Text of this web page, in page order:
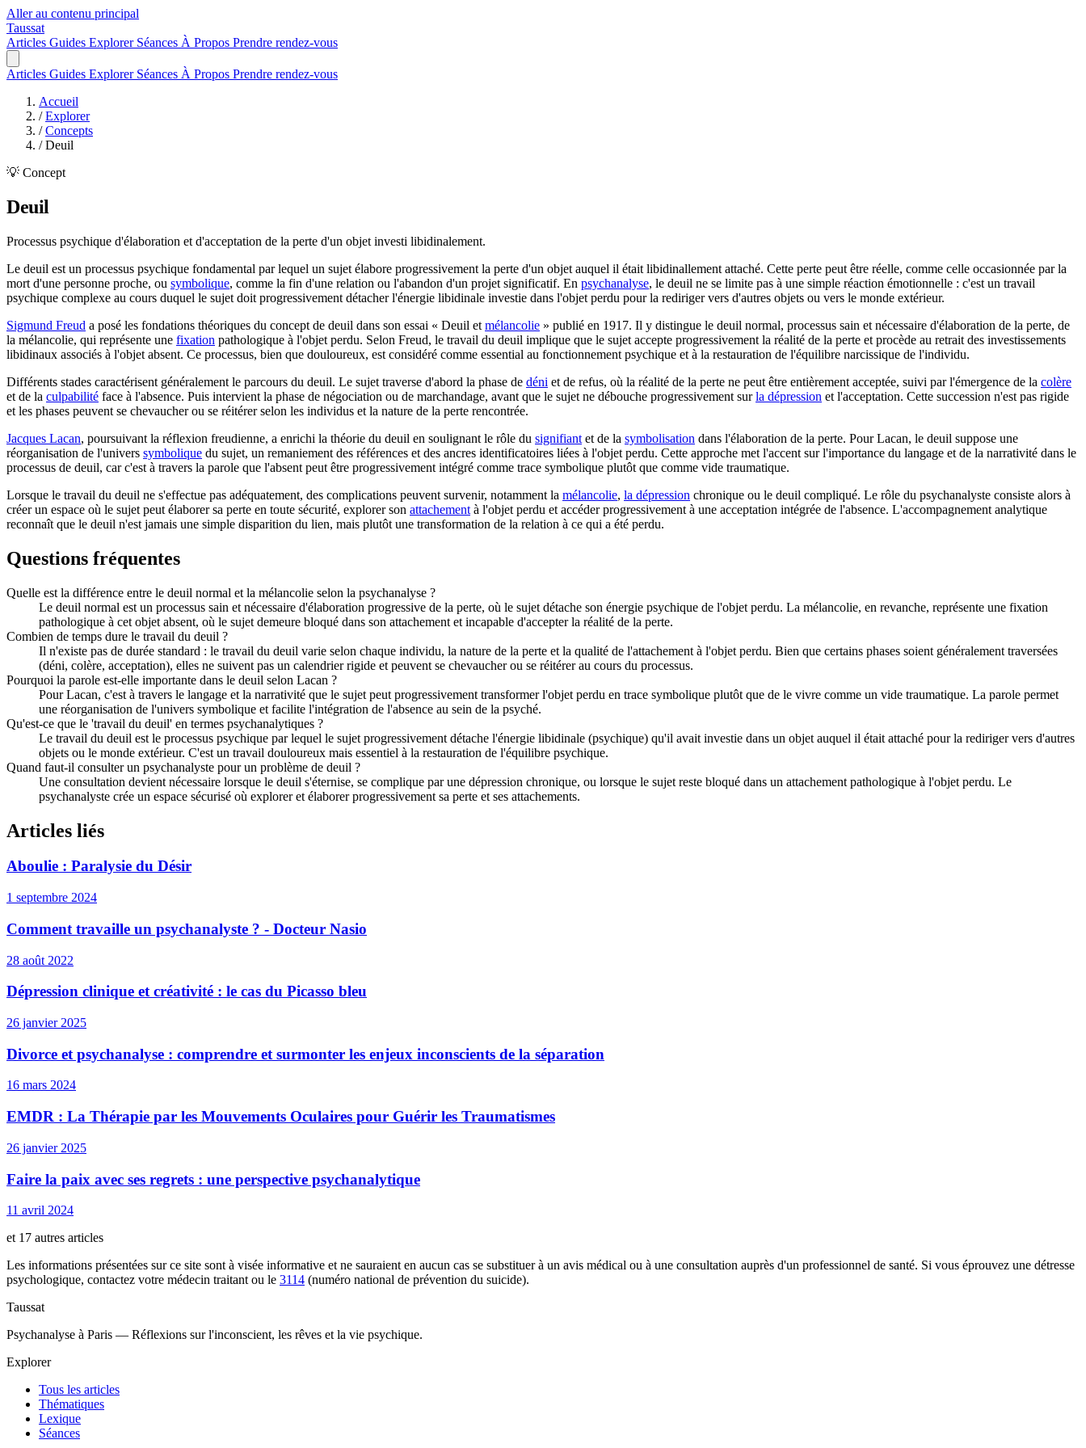
Aller au contenu principal
Taussat
Articles Guides Explorer Séances À Propos Prendre rendez-vous
Articles Guides Explorer Séances À Propos Prendre rendez-vous
Accueil
/ Explorer
/ Concepts
/ Deuil
💡 Concept
Deuil
Processus psychique d'élaboration et d'acceptation de la perte d'un objet investi libidinalement.
Le deuil est un processus psychique fondamental par lequel un sujet élabore progressivement la perte d'un objet auquel il était libidinallement attaché. Cette perte peut être réelle, comme celle occasionnée par la
mort d'une personne proche, ou symbolique, comme la fin d'une relation ou l'abandon d'un projet significatif. En psychanalyse, le deuil ne se limite pas à une simple réaction émotionnelle : c'est un travail
psychique complexe au cours duquel le sujet doit progressivement détacher l'énergie libidinale investie dans l'objet perdu pour la rediriger vers d'autres objets ou vers le monde extérieur.
Sigmund Freud a posé les fondations théoriques du concept de deuil dans son essai « Deuil et mélancolie » publié en 1917. Il y distingue le deuil normal, processus sain et nécessaire d'élaboration de la perte, de
la mélancolie, qui représente une fixation pathologique à l'objet perdu. Selon Freud, le travail du deuil implique que le sujet accepte progressivement la réalité de la perte et procède au retrait des investissements
libidinaux associés à l'objet absent. Ce processus, bien que douloureux, est considéré comme essential au fonctionnement psychique et à la restauration de l'équilibre narcissique de l'individu.
Différents stades caractérisent généralement le parcours du deuil. Le sujet traverse d'abord la phase de déni et de refus, où la réalité de la perte ne peut être entièrement acceptée, suivi par l'émergence de la colère
et de la culpabilité face à l'absence. Puis intervient la phase de négociation ou de marchandage, avant que le sujet ne débouche progressivement surla dépression et l'acceptation. Cette succession n'est pas rigide
et les phases peuvent se chevaucher ou se réitérer selon les individus et la nature de la perte rencontrée.
Jacques Lacan, poursuivant la réflexion freudienne, a enrichi la théorie du deuil en soulignant le rôle du signifiant et de la symbolisation dans l'élaboration de la perte. Pour Lacan, le deuil suppose une
réorganisation de l'univers symbolique du sujet, un remaniement des références et des ancres identificatoires liées à l'objet perdu. Cette approche met l'accent sur l'importance du langage et de la narrativité dans le
processus de deuil, car c'est à travers la parole que l'absent peut être progressivement intégré comme trace symbolique plutôt que comme vide traumatique.
Lorsque le travail du deuil ne s'effectue pas adéquatement, des complications peuvent survenir, notamment la mélancolie, la dépression chronique ou le deuil compliqué. Le rôle du psychanalyste consiste alors à
créer un espace où le sujet peut élaborer sa perte en toute sécurité, explorer son attachement à l'objet perdu et accéder progressivement à une acceptation intégrée de l'absence. L'accompagnement analytique
reconnaît que le deuil n'est jamais une simple disparition du lien, mais plutôt une transformation de la relation à ce qui a été perdu.
Questions fréquentes
Quelle est la différence entre le deuil normal et la mélancolie selon la psychanalyse ?
Le deuil normal est un processus sain et nécessaire d'élaboration progressive de la perte, où le sujet détache son énergie psychique de l'objet perdu. La mélancolie, en revanche, représente une fixation
pathologique à cet objet absent, où le sujet demeure bloqué dans son attachement et incapable d'accepter la réalité de la perte.
Combien de temps dure le travail du deuil ?
Il n'existe pas de durée standard : le travail du deuil varie selon chaque individu, la nature de la perte et la qualité de l'attachement à l'objet perdu. Bien que certains phases soient généralement traversées
(déni, colère, acceptation), elles ne suivent pas un calendrier rigide et peuvent se chevaucher ou se réitérer au cours du processus.
Pourquoi la parole est-elle importante dans le deuil selon Lacan ?
Pour Lacan, c'est à travers le langage et la narrativité que le sujet peut progressivement transformer l'objet perdu en trace symbolique plutôt que de le vivre comme un vide traumatique. La parole permet
une réorganisation de l'univers symbolique et facilite l'intégration de l'absence au sein de la psyché.
Qu'est-ce que le 'travail du deuil' en termes psychanalytiques ?
Le travail du deuil est le processus psychique par lequel le sujet progressivement détache l'énergie libidinale (psychique) qu'il avait investie dans un objet auquel il était attaché pour la rediriger vers d'autres
objets ou le monde extérieur. C'est un travail douloureux mais essentiel à la restauration de l'équilibre psychique.
Quand faut-il consulter un psychanalyste pour un problème de deuil ?
Une consultation devient nécessaire lorsque le deuil s'éternise, se complique par une dépression chronique, ou lorsque le sujet reste bloqué dans un attachement pathologique à l'objet perdu. Le
psychanalyste crée un espace sécurisé où explorer et élaborer progressivement sa perte et ses attachements.
Articles liés
Aboulie : Paralysie du Désir
1 septembre 2024
Comment travaille un psychanalyste ? - Docteur Nasio
28 août 2022
Dépression clinique et créativité : le cas du Picasso bleu
26 janvier 2025
Divorce et psychanalyse : comprendre et surmonter les enjeux inconscients de la séparation
16 mars 2024
EMDR : La Thérapie par les Mouvements Oculaires pour Guérir les Traumatismes
26 janvier 2025
Faire la paix avec ses regrets : une perspective psychanalytique
11 avril 2024
et 17 autres articles
Les informations présentées sur ce site sont à visée informative et ne sauraient en aucun cas se substituer à un avis médical ou à une consultation auprès d'un professionnel de santé. Si vous éprouvez une détresse
psychologique, contactez votre médecin traitant ou le 3114 (numéro national de prévention du suicide).
Taussat
Psychanalyse à Paris — Réflexions sur l'inconscient, les rêves et la vie psychique.
Explorer
Tous les articles
Thématiques
Lexique
Séances